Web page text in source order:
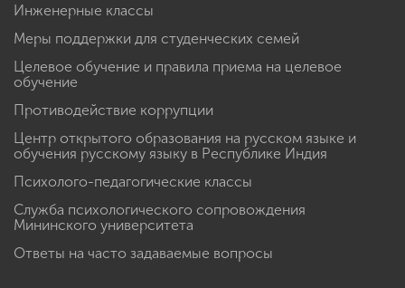
Инженерные классы
Меры поддержки для студенческих семей
Целевое обучение и правила приема на целевое
обучение
Противодействие коррупции
Центр открытого образования на русском языке и
обучения русскому языку в Республике Индия
Психолого-педагогические классы
Служба психологического сопровождения
Мининского университета
Ответы на часто задаваемые вопросы